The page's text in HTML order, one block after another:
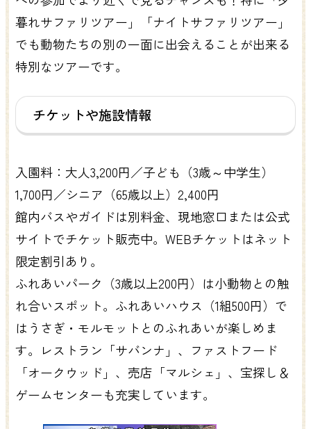
暮れサファリツアー」「ナイトサファリツアー」
でも動物たちの別の一面に出会えることが出来る
特別なツアーです。
チケットや施設情報
入園料：大人3,200円／子ども（3歳～中学生）
1,700円／シニア（65歳以上）2,400円
館内バスやガイドは別料金、現地窓口または公式
サイトでチケット販売中。WEBチケットはネット
限定割引あり。
ふれあいパーク（3歳以上200円）は小動物との触
れ合いスポット。ふれあいハウス（1組500円）で
はうさぎ・モルモットとのふれあいが楽しめま
す。レストラン「サバンナ」、ファストフード
「オークウッド」、売店「マルシェ」、宝探し＆
ゲームセンターも充実しています。